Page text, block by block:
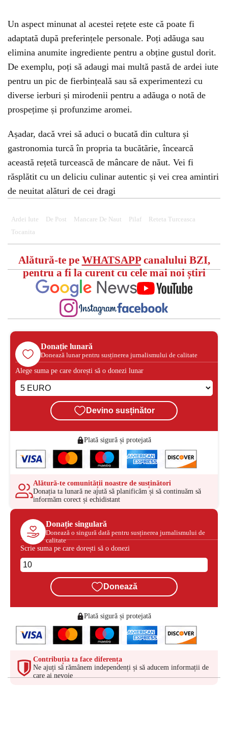
Un aspect minunat al acestei rețete este că poate fi
adaptată după preferințele personale. Poți adăuga sau
elimina anumite ingrediente pentru a obține gustul dorit.
De exemplu, poți să adaugi mai multă pastă de ardei iute
pentru un pic de fierbințeală sau să experimentezi cu
diverse ierburi și mirodenii pentru a adăuga o notă de
prospețime și profunzime aromei.
Așadar, dacă vrei să aduci o bucată din cultura și
gastronomia turcă în propria ta bucătărie, încearcă
această rețetă turcească de mâncare de năut. Vei fi
răsplătit cu un deliciu culinar autentic și vei crea amintiri
de neuitat alături de cei dragi
Ardei Iute De Post Mancare De Naut Pilaf
Reteta Turceasca
Tocanita
Alătură-te pe WHATSAPPcanalului BZI,
pentru a fi la curent cu cele mai noi știri
Donație lunară
Donează lunar pentru susținerea jurnalismului de calitate
Alege suma pe care dorești să o donezi lunar
Devino susținător
Plată sigură și protejată
Alătură-te comunității noastre de susținători
Donația ta lunară ne ajută să planificăm și să continuăm să
informăm corect și echidistant
Donație singulară
Donează o singură dată pentru susținerea jurnalismului de
calitate
Scrie suma pe care dorești să o donezi
Donează
Plată sigură și protejată
Contribuția ta face diferența
Ne ajuți să rămânem independenți și să aducem informații de
care ai nevoie